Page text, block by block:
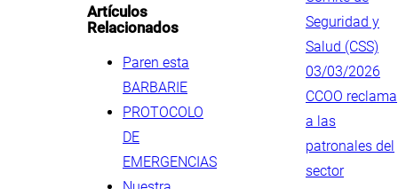
Artículos
Relacionados
Paren esta
BARBARIE
PROTOCOLO
DE
EMERGENCIAS
Seguridad y
Salud (CSS)
03/03/2026
CCOO reclama
a las
patronales del
sector